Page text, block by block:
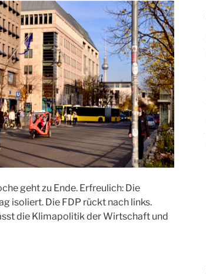
geht zu Ende. Erfreulich: Die
isoliert. Die FDP rückt nach links.
die Klimapolitik der Wirtschaft und